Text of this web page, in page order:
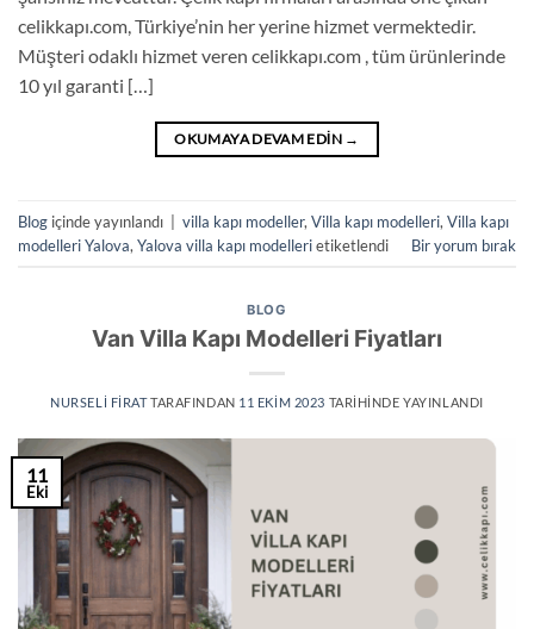
celikkapı.com, Türkiye’nin her yerine hizmet vermektedir.
Müşteri odaklı hizmet veren celikkapı.com , tüm ürünlerinde
10 yıl garanti […]
OKUMAYA DEVAM EDIN →
Blog içinde yayınlandı | villa kapı modeller, Villa kapı modelleri, Villa kapı
modelleri Yalova, Yalova villa kapı modellerietiketlendi Bir yorum bırak
BLOG
Van Villa Kapı Modelleri Fiyatları
NURSELI FIRATTARAFINDAN 11 EKIM 2023 TARIHINDE YAYINLANDI
11
Eki